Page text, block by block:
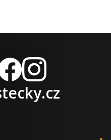
FacebookInstagram